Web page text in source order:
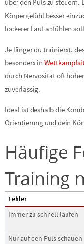
über den Puls zu steuern.
Körpergefühl besser
lockerer Lauf anfühlen
Je länger du trainierst,
besonders in
durch Nervosität oft
zuverlässig.
Ideal ist deshalb die
Orientierung und dein
Häufige
Training
Fehler
Immer zu schnell laufen
Nur auf den Puls schauen